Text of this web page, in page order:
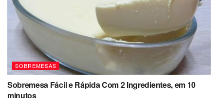
SOBREMESAS
Sobremesa Fácil e Rápida Com 2 Ingredientes, em 10
minutos